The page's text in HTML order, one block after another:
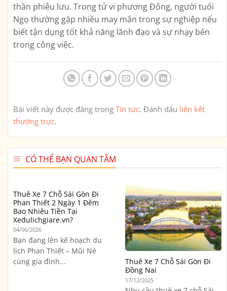
thần phiêu lưu. Trong tử vi phương Đông, người tuổi
Ngọ thường gặp nhiều may mắn trong sự nghiệp nếu
biết tận dụng tốt khả năng lãnh đạo và sự nhạy bén
trong công việc.
Bài viết này được đăng trong Tin tức. Đánh dấu liên kết
thường trực.
CÓ THỂ BẠN QUAN TÂM
Thuê Xe 7 Chỗ Sài Gòn Đi
Phan Thiết 2 Ngày 1 Đêm
Bao Nhiêu Tiền Tại
Xedulichgiare.vn?
04/06/2026
Bạn đang lên kế hoạch du
lịch Phan Thiết – Mũi Né
cùng gia đình...
Thuê Xe 7 Chỗ Sài Gòn Đi
Đồng Nai
17/12/2025